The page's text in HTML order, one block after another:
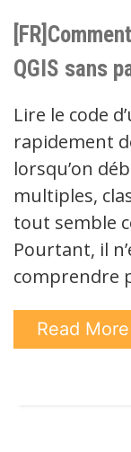
QGIS sans
Lire le code
rapidement
lorsqu’on
multiples,
tout semble
Pourtant, il
comprendre
Read More